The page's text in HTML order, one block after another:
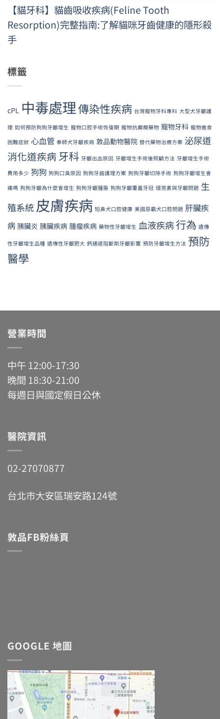
【貓牙科】貓齒吸收疾病(Feline Tooth
Resorption)完整指南:了解貓咪牙齒健康的隱形殺
手
標籤
cPL 中毒處理傳染性疾病 台灣寵物牙科專科 大型犬牙齦護
理 如何預防狗狗牙齦增生 寵物口腔手術恢復期 寵物抗癲癇藥物 寵物牙科 寵物進食
困難症狀 心血管 拳師犬牙齦疾病 敦品動物醫院 替代藥物治療方案 泌尿道
消化道疾病 牙科 牙齦出血原因 牙齦增生手術後照顧方法 牙齦增生手術
費用多少 狗狗 狗狗口臭原因 狗狗牙齒護理方案 狗狗牙齦切除手術 狗狗牙齦增生會
痛嗎 狗狗牙齦為什麼會增生 狗狗牙齦腫脹 狗狗牙齦覆蓋牙冠 環孢素與牙齦問題 生
殖系統 皮膚疾病 短鼻犬口腔健康 美國惡霸犬口腔問題 肝臟疾
病 胰臟炎 胰臟疾病 腫瘤疾病 藥物性牙齦增生 血液疾病行為 遺傳
性牙齦增生品種 遺傳性牙齦肥大 鈣通道阻斷劑牙齦影響 預防牙齦增生方法 預防
醫學
營業時間
中午 12:00-17:30
晚間 18:30-21:00
每週日與國定假日公休
醫院資訊
02-27070877
台北市大安區瑞安路124號
敦品FB粉絲頁
GOOGLE 地圖